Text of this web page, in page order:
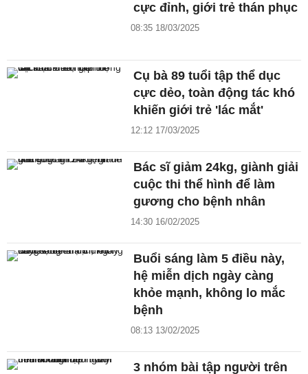
cực đỉnh, giới trẻ thán phục
08:35 18/03/2025
Cụ bà 89 tuổi tập thể dục
cực dẻo, toàn động tác khó
khiến giới trẻ 'lác mắt'
12:12 17/03/2025
Bác sĩ giảm 24kg, giành giải
cuộc thi thể hình để làm
gương cho bệnh nhân
14:30 16/02/2025
Buổi sáng làm 5 điều này,
hệ miễn dịch ngày càng
khỏe mạnh, không lo mắc
bệnh
08:13 13/02/2025
3 nhóm bài tập người trên